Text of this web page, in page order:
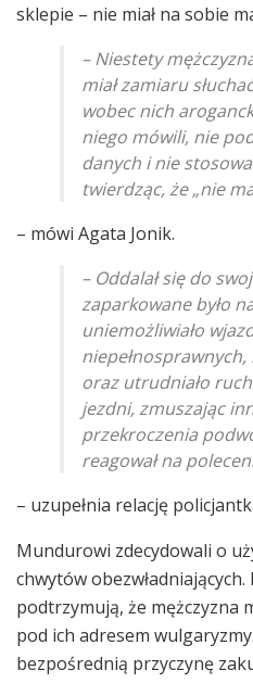
sklepie – nie miał na sobie
– Niestety
miał zamiaru
wobec nich
niego mówili, nie
danych i nie
twierdząc, że „nie
– mówi Agata Jonik.
– Oddalał się do
zaparkowane było
uniemożliwiało
niepełnosprawnych,
oraz utrudniało
jezdni, zmuszając
przekroczenia
reagował na
– uzupełnia relację
Mundurowi zdecydowali o
chwytów
podtrzymują, że mężczyzna
pod ich adresem
bezpośrednią przyczynę